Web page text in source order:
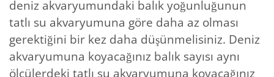
deniz akvaryumundaki balık yoğunluğunun
tatlı su akvaryumuna göre daha az olması
gerektiğini bir kez daha düşünmelisiniz. Deniz
akvaryumuna koyacağınız balık sayısı aynı
ölçülerdeki tatlı su akvaryumuna koyacağınız